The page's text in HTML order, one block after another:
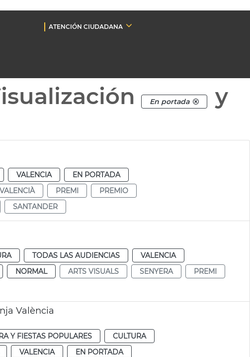
ATENCIÓN CIUDADANA
En portada
y
VALENCIA
EN PORTADA
VALENCIÀ PREMI
PREMIO
SANTANDER
TODAS LAS AUDIENCIAS
VALENCIA
NORMAL ARTS VISUALS SENYERA
PREMI
València
Y FIESTAS POPULARES
CULTURA
VALENCIA
EN PORTADA